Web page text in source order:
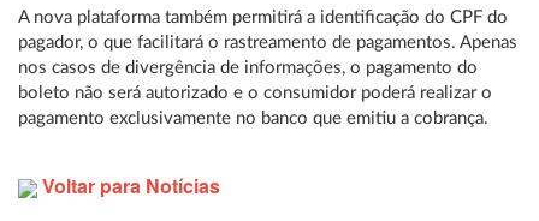
A nova plataforma também permitirá a identificação do CPF do
pagador, o que facilitará o rastreamento de pagamentos. Apenas
nos casos de divergência de informações, o pagamento do
boleto não será autorizado e o consumidor poderá realizar o
pagamento exclusivamente no banco que emitiu a cobrança.
Voltar para Notícias